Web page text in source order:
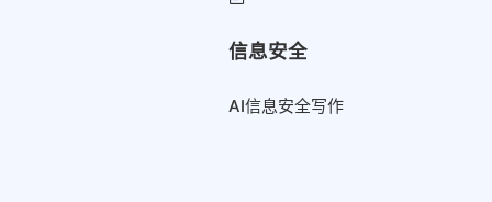
信息安全
AI信息安全写作